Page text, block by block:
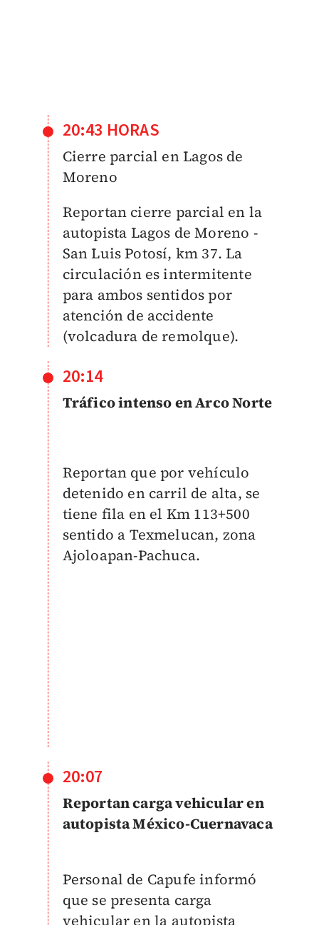
20:43 HORAS
Cierre parcial en Lagos de
Moreno
Reportan cierre parcial en la
autopista Lagos de Moreno -
San Luis Potosí, km 37. La
circulación es intermitente
para ambos sentidos por
atención de accidente
(volcadura de remolque).
20:14
Tráfico intenso en Arco Norte
Reportan que por vehículo
detenido en carril de alta, se
tiene fila en el Km 113+500
sentido a Texmelucan, zona
Ajoloapan-Pachuca.
20:07
Reportan carga vehicular en
autopista México-Cuernavaca
Personal de Capufe informó
que se presenta carga
vehicular en la autopista